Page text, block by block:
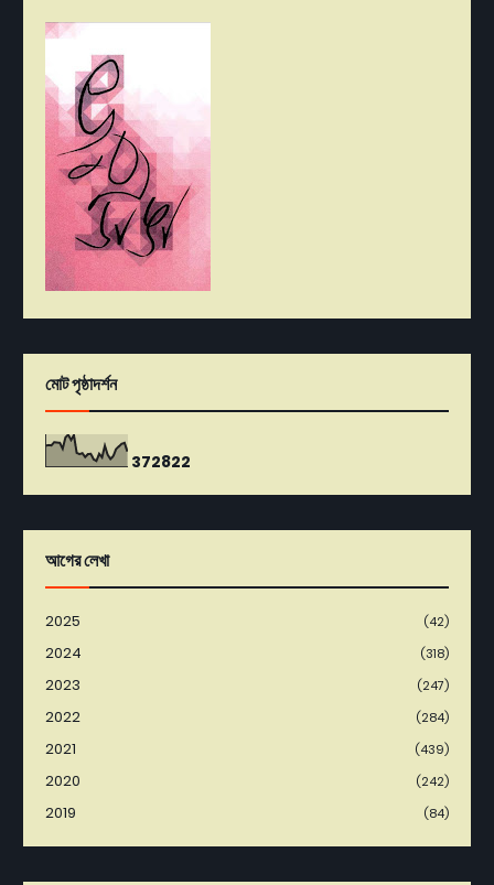
মোট পৃষ্ঠাদর্শন
372822
আগের লেখা
2025 (42)
2024 (318)
2023 (247)
2022 (284)
2021 (439)
2020 (242)
2019 (84)